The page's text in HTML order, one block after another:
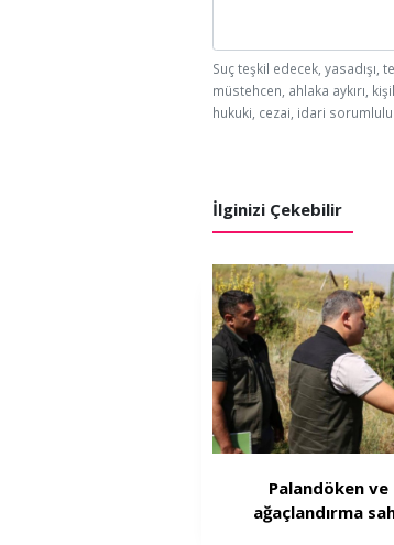
Suç teşkil edecek, yasadışı,
müstehcen, ahlaka aykırı,
hukuki, cezai, idari
İlginizi Çekebilir
Palandöken ve
ağaçlandırma